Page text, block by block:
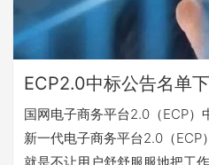
ECP2.0中标公告名单
国网电子商务平台2.0（ECP）
新一代电子商务平台2.0（ECP